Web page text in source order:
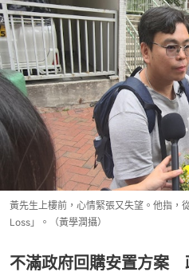
黃先生上樓前，心情緊張又失望。他指，
Loss」。（黃學潤攝）
不滿政府回購安置方案